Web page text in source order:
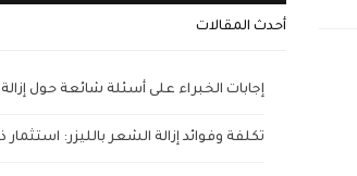
أحدث المقالات
إجابات الخبراء على أسئلة شائعة حول إزالة
تكلفة وفوائد إزالة الشعر بالليزر: